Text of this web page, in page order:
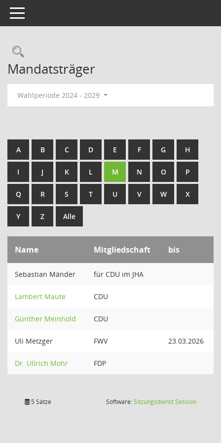
Toggle navigation
Rechercheauswahl
Mandatsträger
Wahlperiode 2024 - 2029
A B C D E F G H
I J K L M N O P
Q R S T U V W X
Y Z Alle
Name Mitgliedschaft bis
Sebastian Mänder für CDU im JHA
Lambert Maute CDU
Günther Meinhold CDU
Uli Metzger FWV 23.03.2026
Dr. Ullrich Mohr FDP
5 Sätze Software:SitzungsdienstSession(Wird in